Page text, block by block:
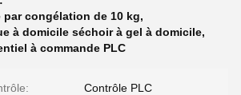
par congélation de 10 kg,
à domicile séchoir à gel à domicile,
à commande PLC
Contrôle PLC